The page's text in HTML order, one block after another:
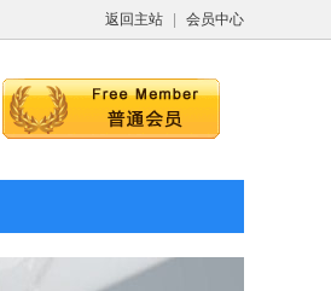
返回主站 会员中心